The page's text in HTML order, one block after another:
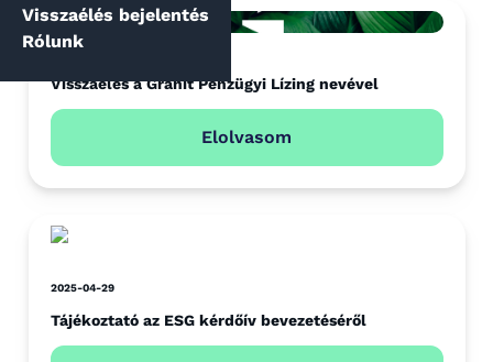
Visszaélés bejelentés
Rólunk
2025-05-27
Visszaélés a Gránit Pénzügyi Lízing nevével
Elolvasom
2025-04-29
Tájékoztató az ESG kérdőív bevezetéséről